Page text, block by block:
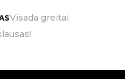
Visada greitai